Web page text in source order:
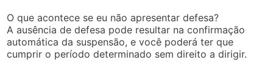
O que acontece se eu não apresentar defesa?
A ausência de defesa pode resultar na confirmação
automática da suspensão, e você poderá ter que
cumprir o período determinado sem direito a dirigir.